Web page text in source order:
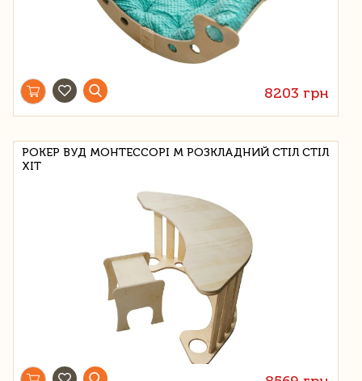
8203 грн
РОКЕР ВУД МОНТЕССОРІ М РОЗКЛАДНИЙ СТІЛ СТІЛ
ХІТ